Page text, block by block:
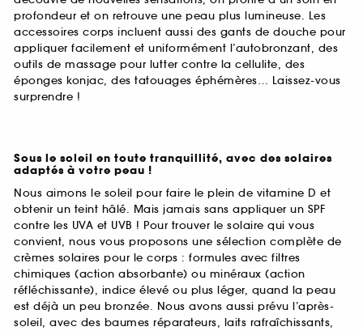
profondeur et on retrouve une peau plus lumineuse. Les
accessoires corps incluent aussi des gants de douche pour
appliquer facilement et uniformément l’autobronzant, des
outils de massage pour lutter contre la cellulite, des
éponges konjac, des tatouages éphémères… Laissez-vous
surprendre !
Sous le soleil en toute tranquillité, avec des solaires
adaptés à votre peau !
Nous aimons le soleil pour faire le plein de vitamine D et
obtenir un teint hâlé. Mais jamais sans appliquer un SPF
contre les UVA et UVB ! Pour trouver le solaire qui vous
convient, nous vous proposons une sélection complète de
crèmes solaires pour le corps : formules avec filtres
chimiques (action absorbante) ou minéraux (action
réfléchissante), indice élevé ou plus léger, quand la peau
est déjà un peu bronzée. Nous avons aussi prévu l’après-
soleil, avec des baumes réparateurs, laits rafraîchissants,